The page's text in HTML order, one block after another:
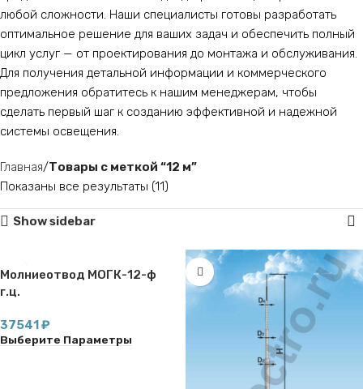
любой сложности. Наши специалисты готовы разработать
оптимальное решение для ваших задач и обеспечить полный
цикл услуг — от проектирования до монтажа и обслуживания.
Для получения детальной информации и коммерческого
предложения обратитесь к нашим менеджерам, чтобы
сделать первый шаг к созданию эффективной и надежной
системы освещения.
Главная Товары с меткой “12 м”
Показаны все результаты (11)
Show sidebar
Молниеотвод МОГК-12-ф
г.ц.
37541₽
Выберите Параметры